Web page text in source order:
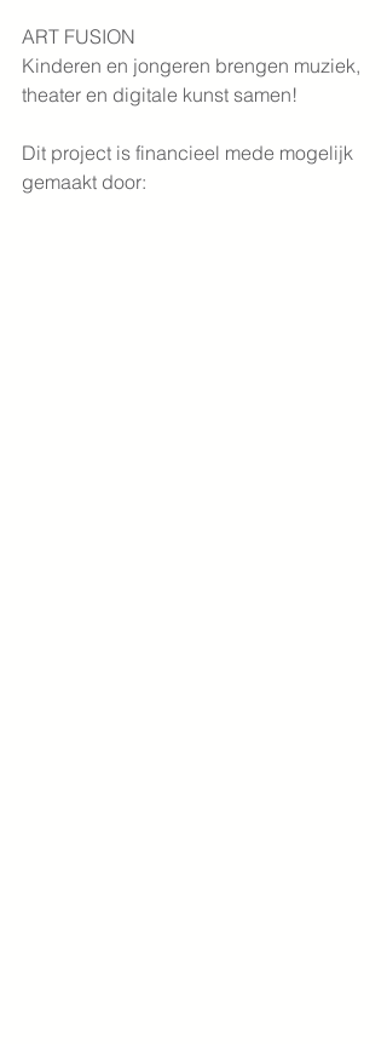
ART FUSION
Kinderen en jongeren brengen muziek,
theater en digitale kunst samen!
Dit project is financieel mede mogelijk
gemaakt door: